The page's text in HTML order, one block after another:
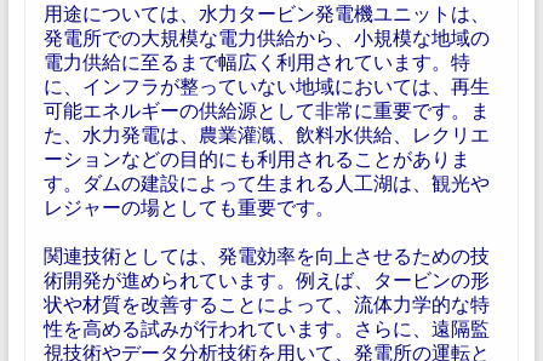
用途については、水力タービン発電機ユニットは、
発電所での大規模な電力供給から、小規模な地域の
電力供給に至るまで幅広く利用されています。特
に、インフラが整っていない地域においては、再生
可能エネルギーの供給源として非常に重要です。ま
た、水力発電は、農業灌漑、飲料水供給、レクリエ
ーションなどの目的にも利用されることがありま
す。ダムの建設によって生まれる人工湖は、観光や
レジャーの場としても重要です。
関連技術としては、発電効率を向上させるための技
術開発が進められています。例えば、タービンの形
状や材質を改善することによって、流体力学的な特
性を高める試みが行われています。さらに、遠隔監
視技術やデータ分析技術を用いて、発電所の運転と